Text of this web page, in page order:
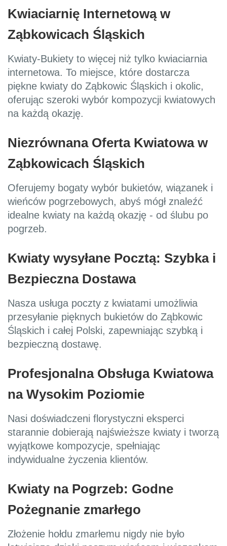
Kwiaciarnię Internetową w
Ząbkowicach Śląskich
Kwiaty-Bukiety to więcej niż tylko kwiaciarnia
internetowa. To miejsce, które dostarcza
piękne kwiaty do Ząbkowic Śląskich i okolic,
oferując szeroki wybór kompozycji kwiatowych
na każdą okazję.
Niezrównana Oferta Kwiatowa w
Ząbkowicach Śląskich
Oferujemy bogaty wybór bukietów, wiązanek i
wieńców pogrzebowych, abyś mógł znaleźć
idealne kwiaty na każdą okazję - od ślubu po
pogrzeb.
Kwiaty wysyłane Pocztą: Szybka i
Bezpieczna Dostawa
Nasza usługa poczty z kwiatami umożliwia
przesyłanie pięknych bukietów do Ząbkowic
Śląskich i całej Polski, zapewniając szybką i
bezpieczną dostawę.
Profesjonalna Obsługa Kwiatowa
na Wysokim Poziomie
Nasi doświadczeni florystyczni eksperci
starannie dobierają najświeższe kwiaty i tworzą
wyjątkowe kompozycje, spełniając
indywidualne życzenia klientów.
Kwiaty na Pogrzeb: Godne
Pożegnanie zmarłego
Złożenie hołdu zmarłemu nigdy nie było